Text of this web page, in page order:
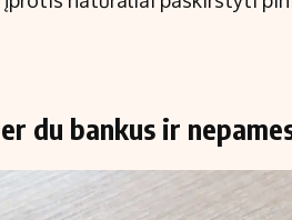
du bankus ir